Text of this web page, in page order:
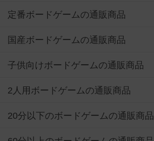
定番ボードゲームの通販商品
国産ボードゲームの通販商品
子供向けボードゲームの通販商品
2人用ボードゲームの通販商品
20分以下のボードゲームの通販商品